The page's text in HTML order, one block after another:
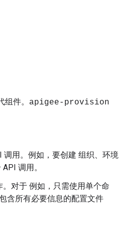
件。 apigee-provision
调用。例如，要创建 组织、环境
调用。
对于 例如，只需使用单个命
含所有必要信息的配置文件